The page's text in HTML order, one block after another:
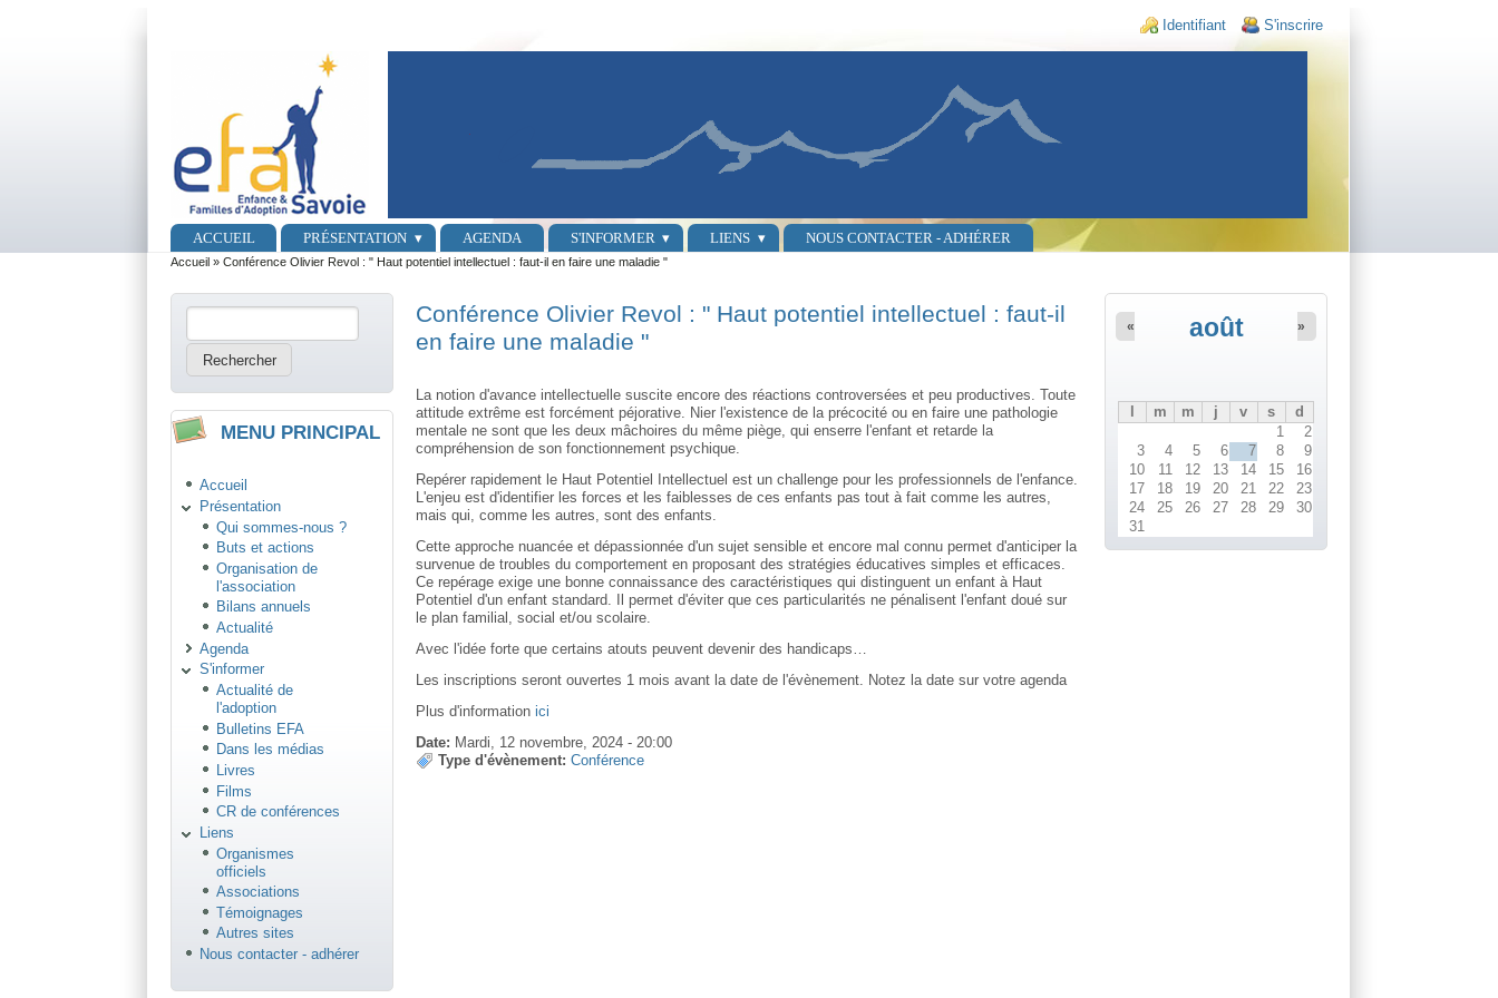
Login links
Identifiant S'inscrire
Menu principal
ACCUEIL PRÉSENTATION AGENDA S'INFORMER LIENS
NOUS CONTACTER - ADHÉRER
Vous êtes ici
Accueil » Conférence Olivier Revol : " Haut potentiel intellectuel : faut-il en faire une maladie "
MENU PRINCIPAL
Accueil
Présentation
Qui sommes-nous ?
Buts et actions
Organisation de
l'association
Bilans annuels
Actualité
Agenda
S'informer
Actualité de
l'adoption
Bulletins EFA
Dans les médias
Livres
Films
CR de conférences
Liens
Organismes
officiels
Associations
Témoignages
Autres sites
Nous contacter - adhérer
Conférence Olivier Revol : " Haut potentiel intellectuel : faut-il
en faire une maladie "
La notion d'avance intellectuelle suscite encore des réactions controversées et peu productives. Toute
attitude extrême est forcément péjorative. Nier l'existence de la précocité ou en faire une pathologie
mentale ne sont que les deux mâchoires du même piège, qui enserre l'enfant et retarde la
compréhension de son fonctionnement psychique.
Repérer rapidement le Haut Potentiel Intellectuel est un challenge pour les professionnels de l'enfance.
L'enjeu est d'identifier les forces et les faiblesses de ces enfants pas tout à fait comme les autres,
mais qui, comme les autres, sont des enfants.
Cette approche nuancée et dépassionnée d'un sujet sensible et encore mal connu permet d'anticiper la
survenue de troubles du comportement en proposant des stratégies éducatives simples et efficaces.
Ce repérage exige une bonne connaissance des caractéristiques qui distinguent un enfant à Haut
Potentiel d'un enfant standard. Il permet d'éviter que ces particularités ne pénalisent l'enfant doué sur
le plan familial, social et/ou scolaire.
Avec l'idée forte que certains atouts peuvent devenir des handicaps…
Les inscriptions seront ouvertes 1 mois avant la date de l'évènement. Notez la date sur votre agenda
Plus d'informationici
Date: Mardi, 12 novembre, 2024 - 20:00
Type d'évènement: Conférence
août
« »
m m j v s
d
1
2
3
4 5 6 7 8
9
10
11 12 13 14 15
16
17
18 19 20 21 22
23
24
25 26 27 28 29
30
31